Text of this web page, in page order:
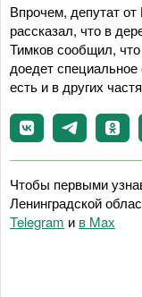
Впрочем, депутат
рассказал, что в
Тимков сообщил,
доедет
есть и в других
Чтобы первыми
Ленинградской
Telegram и в Maх